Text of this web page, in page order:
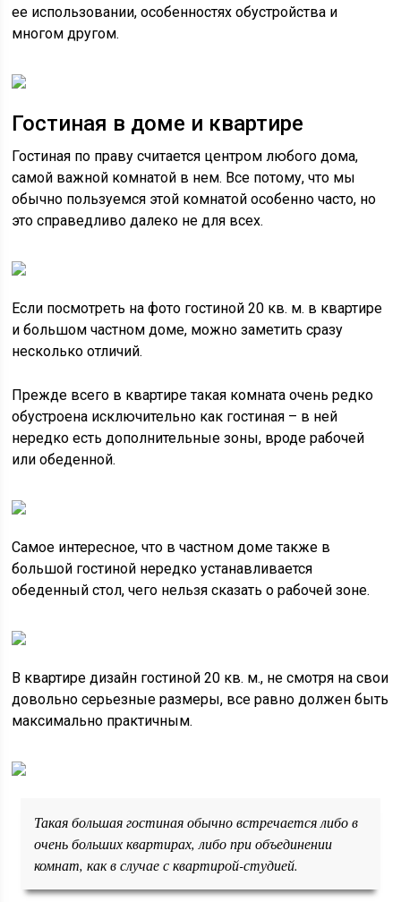
ее использовании, особенностях обустройства и
многом другом.
Гостиная в доме и квартире
Гостиная по праву считается центром любого дома,
самой важной комнатой в нем. Все потому, что мы
обычно пользуемся этой комнатой особенно часто, но
это справедливо далеко не для всех.
Если посмотреть на фото гостиной 20 кв. м. в квартире
и большом частном доме, можно заметить сразу
несколько отличий.
Прежде всего в квартире такая комната очень редко
обустроена исключительно как гостиная – в ней
нередко есть дополнительные зоны, вроде рабочей
или обеденной.
Самое интересное, что в частном доме также в
большой гостиной нередко устанавливается
обеденный стол, чего нельзя сказать о рабочей зоне.
В квартире дизайн гостиной 20 кв. м., не смотря на свои
довольно серьезные размеры, все равно должен быть
максимально практичным.
Такая большая гостиная обычно встречается либо в
очень больших квартирах, либо при объединении
комнат, как в случае с квартирой-студией.